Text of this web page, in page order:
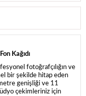
Kağıdı
fotoğrafçılığın ve
bir şekilde hitap eden
genişliği ve 11
çekimleriniz için